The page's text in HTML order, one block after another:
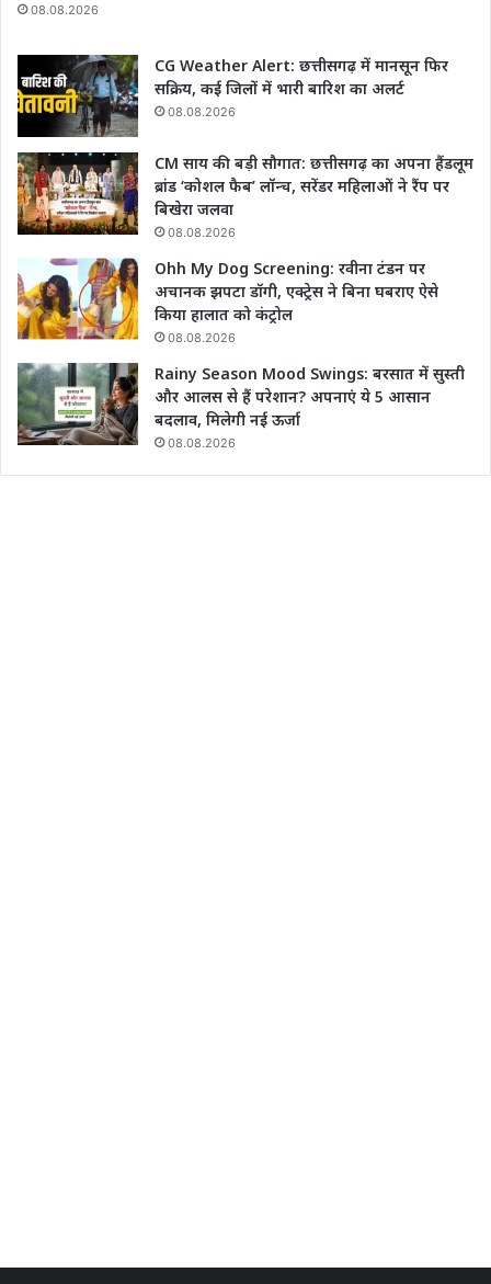
08.08.2026
CG Weather Alert: छत्तीसगढ़ में मानसून फिर
सक्रिय, कई जिलों में भारी बारिश का अलर्ट
08.08.2026
CM साय की बड़ी सौगात: छत्तीसगढ़ का अपना हैंडलूम
ब्रांड ‘कोशल फैब’ लॉन्च, सरेंडर महिलाओं ने रैंप पर
बिखेरा जलवा
08.08.2026
Ohh My Dog Screening: रवीना टंडन पर
अचानक झपटा डॉगी, एक्ट्रेस ने बिना घबराए ऐसे
किया हालात को कंट्रोल
08.08.2026
Rainy Season Mood Swings: बरसात में सुस्ती
और आलस से हैं परेशान? अपनाएं ये 5 आसान
बदलाव, मिलेगी नई ऊर्जा
08.08.2026